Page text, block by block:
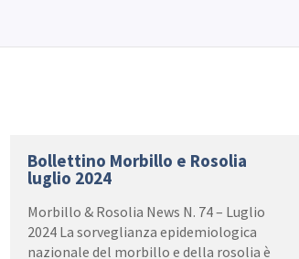
Bollettino Morbillo e Rosolia
luglio 2024
Morbillo & Rosolia News N. 74 – Luglio
2024 La sorveglianza epidemiologica
nazionale del morbillo e della rosolia è